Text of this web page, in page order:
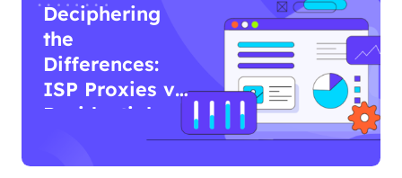
Deciphering
the
Differences:
ISP Proxies vs
Residential